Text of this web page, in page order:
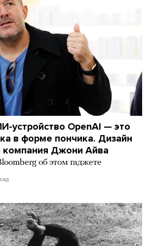
устройство OpenAI — это
в форме пончика. Дизайн
компания Джони Айва
об этом гаджете